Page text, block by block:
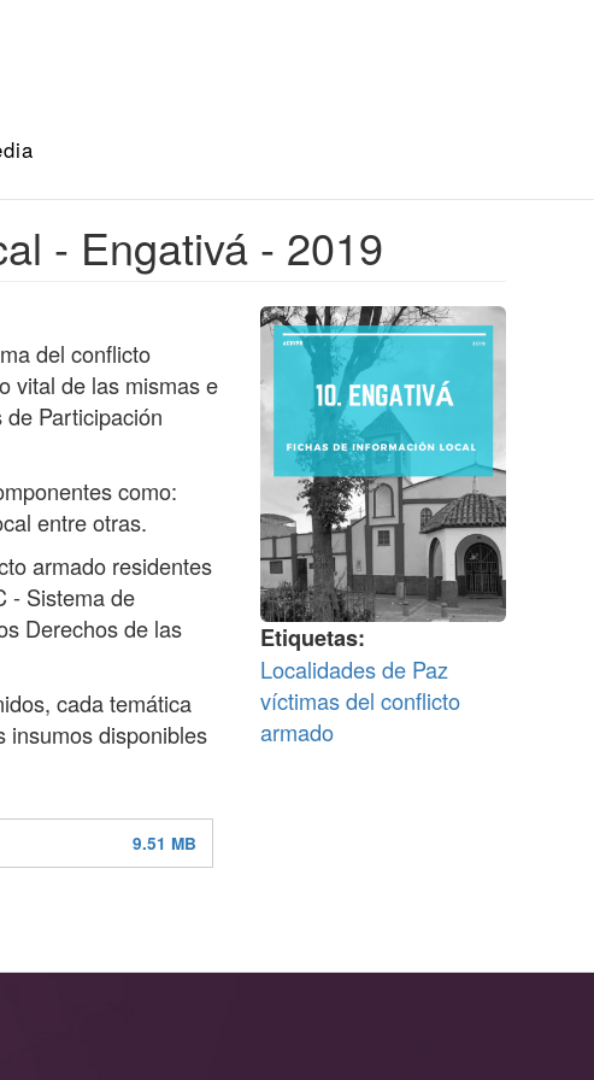
- Engativá - 2019
del conflicto
vital de las mismas e
Participación
como:
entre otras.
armado residentes
- Sistema de
Derechos de las
cada temática
insumos disponibles
9.51 MB
Etiquetas
Localidades de Paz
víctimas del conflicto
armado